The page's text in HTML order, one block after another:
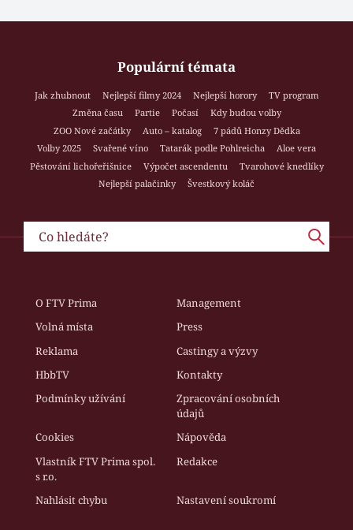
Populární témata
Jak zhubnout Nejlepší filmy 2024 Nejlepší horory
TV program
Změna času
Partie Počasí
Kdy budou volby
ZOO Nové začátky
Auto – katalog
7 pádů Honzy Dědka
Volby 2025
Svařené víno Tatarák podle Pohlreicha
Aloe vera
Pěstování lichořeřišnice
Výpočet ascendentu
Tvarohové knedlíky
Nejlepší palačinky
Švestkový koláč
O FTV Prima
Management
Volná místa
Press
Reklama
Castingy a výzvy
HbbTV
Kontakty
Podmínky užívání
Zpracování osobních
údajů
Cookies
Nápověda
Vlastník FTV Prima spol.
s r.o.
Redakce
Nahlásit chybu Nastavení soukromí